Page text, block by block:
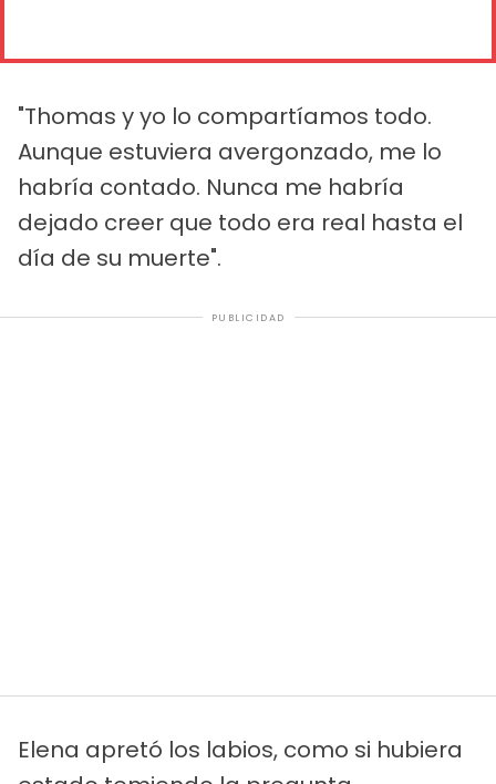
"Thomas y yo lo compartíamos todo.
Aunque estuviera avergonzado, me lo
habría contado. Nunca me habría
dejado creer que todo era real hasta el
día de su muerte".
PUBLICIDAD
Elena apretó los labios, como si hubiera